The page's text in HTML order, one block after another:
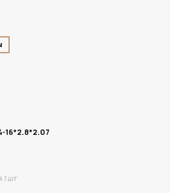
16*2.8*2.07
1 шт